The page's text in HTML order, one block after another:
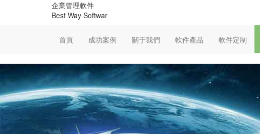
企業管理軟件
Best Way Softwar
首頁 成功案例 關于我們 軟件產品 軟件定制